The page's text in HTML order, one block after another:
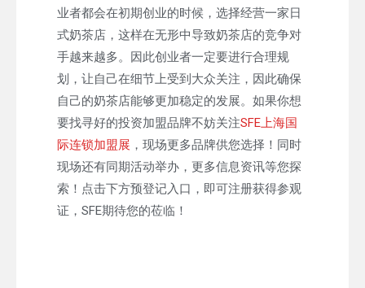
业者都会在初期创业的时候，选择经营一家日
式奶茶店，这样在无形中导致奶茶店的竞争对
手越来越多。因此创业者一定要进行合理规
划，让自己在细节上受到大众关注，因此确保
自己的奶茶店能够更加稳定的发展。如果你想
要找寻好的投资加盟品牌不妨关注SFE上海国
际连锁加盟展 ，现场更多品牌供您选择！同时
现场还有同期活动举办，更多信息资讯等您探
索！点击下方预登记入口，即可注册获得参观
证，SFE期待您的莅临！